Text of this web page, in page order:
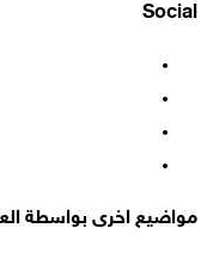
Social
مواضيع اخرى بواسطة